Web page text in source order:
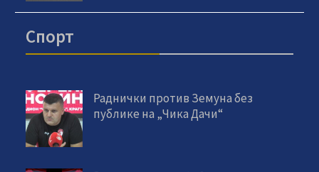
Спорт
Раднички против Земуна без
публике на „Чика Дачи“